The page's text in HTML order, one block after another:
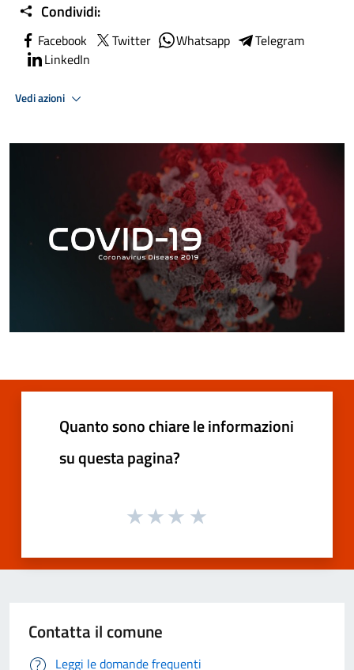
Condividi:
Facebook Twitter Whatsapp
Telegram
LinkedIn
Vedi azioni
Quanto sono chiare le informazioni
su questa pagina?
Contatta il comune
Leggi le domande frequenti